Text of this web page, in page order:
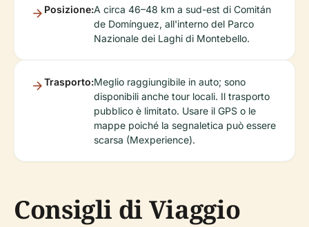
Posizione:A circa 46–48 km a sud-est di Comitán
de Domínguez, all'interno del Parco
Nazionale dei Laghi di Montebello.
Trasporto:Meglio raggiungibile in auto; sono
disponibili anche tour locali. Il trasporto
pubblico è limitato. Usare il GPS o le
mappe poiché la segnaletica può essere
scarsa (Mexperience).
Consigli di Viaggio